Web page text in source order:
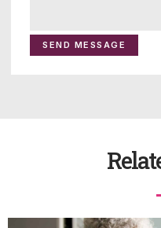
SEND MESSAGE